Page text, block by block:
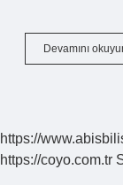
Devamını
https://
https://coyo.com.tr